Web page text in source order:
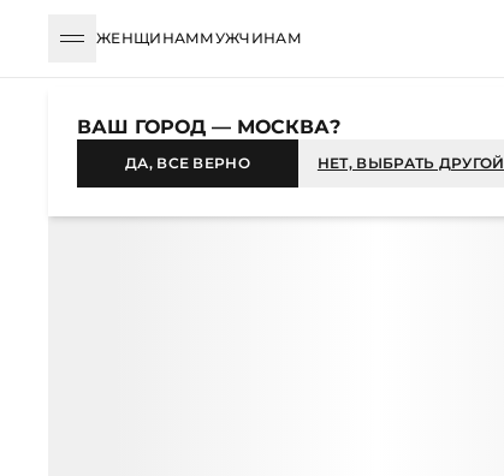
ЖЕНЩИНАММУЖЧИНАМ
ВАШ ГОРОД — МОСКВА?
ДА, ВСЕ ВЕРНО НЕТ, ВЫБРАТЬ ДРУГОЙ